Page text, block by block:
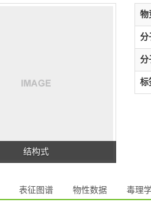
结构式
物
分
分
标
表征图谱 物性数据 毒理